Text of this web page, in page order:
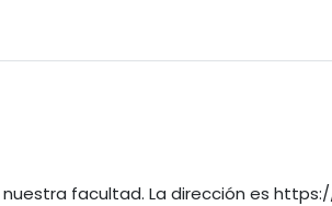
facultad. La dirección es